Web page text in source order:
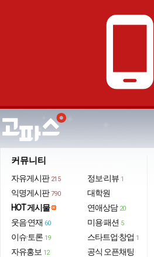
phone_android
커뮤니티
자유게시판 215
익명게시판 790
HOT 게시물
웃음·연재 60
이슈·토론 19
자유홍보 12
정보·리뷰 1
대학원
연애상담 20
미용·패션 5
스타트업·창업 1
공식 오픈채팅